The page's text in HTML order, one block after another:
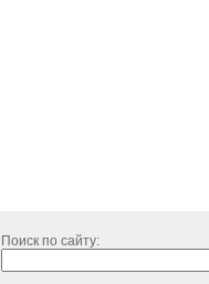
Поиск по сайту: